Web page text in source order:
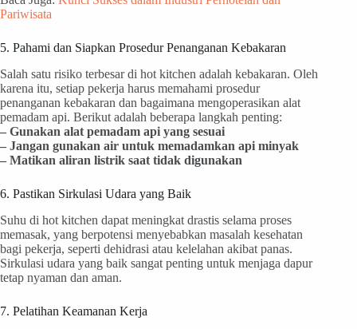
Pariwisata
5. Pahami dan Siapkan Prosedur Penanganan Kebakaran
Salah satu risiko terbesar di hot kitchen adalah kebakaran. Oleh
karena itu, setiap pekerja harus memahami prosedur
penanganan kebakaran dan bagaimana mengoperasikan alat
pemadam api. Berikut adalah beberapa langkah penting:
– Gunakan alat pemadam api yang sesuai
– Jangan gunakan air untuk memadamkan api minyak
– Matikan aliran listrik saat tidak digunakan
6. Pastikan Sirkulasi Udara yang Baik
Suhu di hot kitchen dapat meningkat drastis selama proses
memasak, yang berpotensi menyebabkan masalah kesehatan
bagi pekerja, seperti dehidrasi atau kelelahan akibat panas.
Sirkulasi udara yang baik sangat penting untuk menjaga dapur
tetap nyaman dan aman.
7. Pelatihan Keamanan Kerja